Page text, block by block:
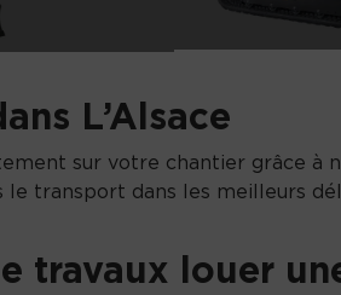
L’Alsace
sur votre chantier grâce à
le transport dans les meilleurs
travaux louer